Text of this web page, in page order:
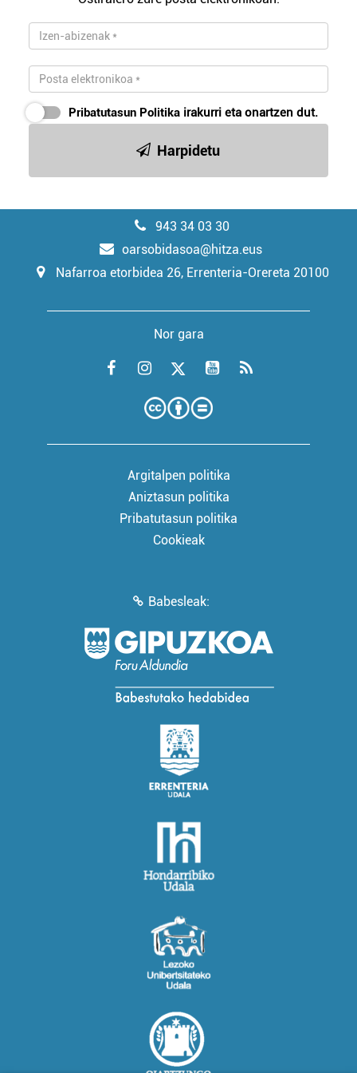
Pribatutasun Politika irakurri eta onartzen dut.
Harpidetu
943 34 03 30
oarsobidasoa@hitza.eus
Nafarroa etorbidea 26, Errenteria-Orereta 20100
Nor gara
Argitalpen politika
Aniztasun politika
Pribatutasun politika
Cookieak
Babesleak: